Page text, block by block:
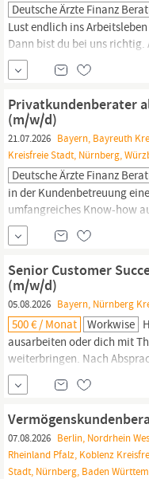
Deutsche Ärzte Finanz
Lust endlich ins
Dann bist du bei uns richtig.
(m/w/d) lernst du im
bedarfsgerecht zu beraten
und Versicherungsfragen zu
gehört zur weltweit
Privatkundenberater
(m/w/d)
21.07.2026 Bayern, Bayreuth
Kreisfreie Stadt, Nürnberg,
Deutsche Ärzte Finanz
in der Kundenbetreuung
umfangreiches Know-how
eigenen Karriereziele
erfüllen? Dann bist du bei
gehört zur weltweit
Sie ist Deutschlands größter
Senior Customer
(m/w/d)
05.08.2026 Bayern, Nürnberg
500 € / Monat Workwise
ausarbeiten oder dich mit
weiterbringen. Nach
finanziell bei deiner
(BAV): Mit unseren
betriebliche Altersvorsorge
07.08.2026 Berlin, Nordrhein
Rheinland Pfalz, Koblenz
Stadt, Nürnberg, Baden